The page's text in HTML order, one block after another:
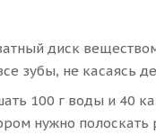
диск
зубы, не касаясь
100 г воды и 40
нужно полоскать